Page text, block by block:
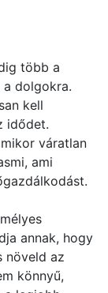
több a
a dolgokra.
kell
idődet.
váratlan
ami
annak, hogy
növeld az
könnyű,